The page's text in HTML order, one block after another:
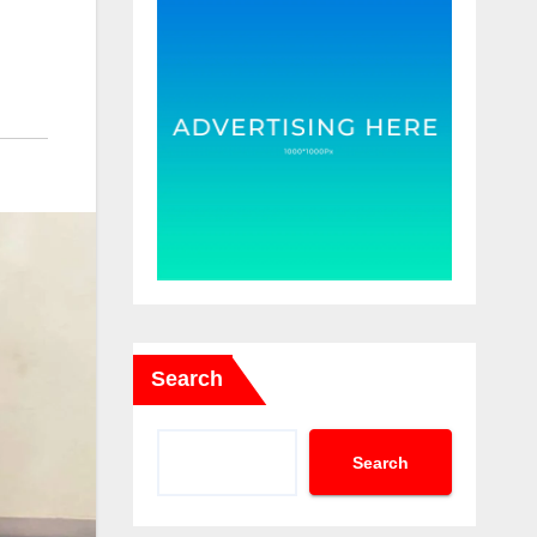
Search
Search